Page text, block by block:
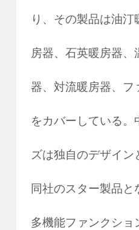
り、その製品は油
房器、石英暖房器
器、対流暖房器、フ
をカバーしている。
ズは独自のデザイン
同社のスター製品と
多機能ファンクショ